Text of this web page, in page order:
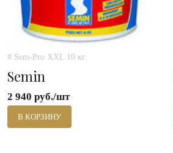
# Sem-Pro XXL 10 кг
Semin
2 940 руб./шт
В КОРЗИНУ